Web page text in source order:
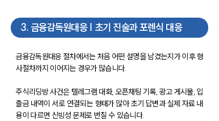
3. 금융감독원대응 | 초기 진술과 포렌식 대응
금융감독원대응 절차에서는 처음 어떤 설명을 남겼는지가 이후 형
사절차까지 이어지는 경우가 많습니다.
주식리딩방 사건은 텔레그램 대화, 오픈채팅 기록, 광고 게시물, 입
출금 내역이 서로 연결되는 형태가 많아 초기 답변과 실제 자료 내
용이 다르면 신빙성 문제로 번질 수 있습니다.